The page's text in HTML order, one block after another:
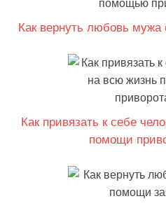
Как вернуть любовь
Как привязать к себе
помощи